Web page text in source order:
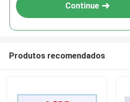
Continue
Produtos recomendados